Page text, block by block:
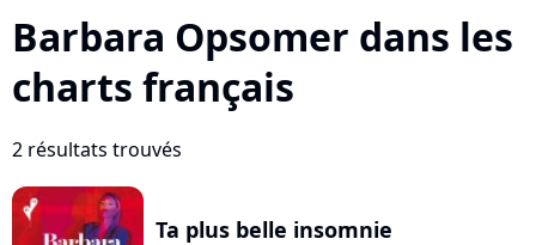
Barbara Opsomer dans les
charts français
2 résultats trouvés
Ta plus belle insomnie